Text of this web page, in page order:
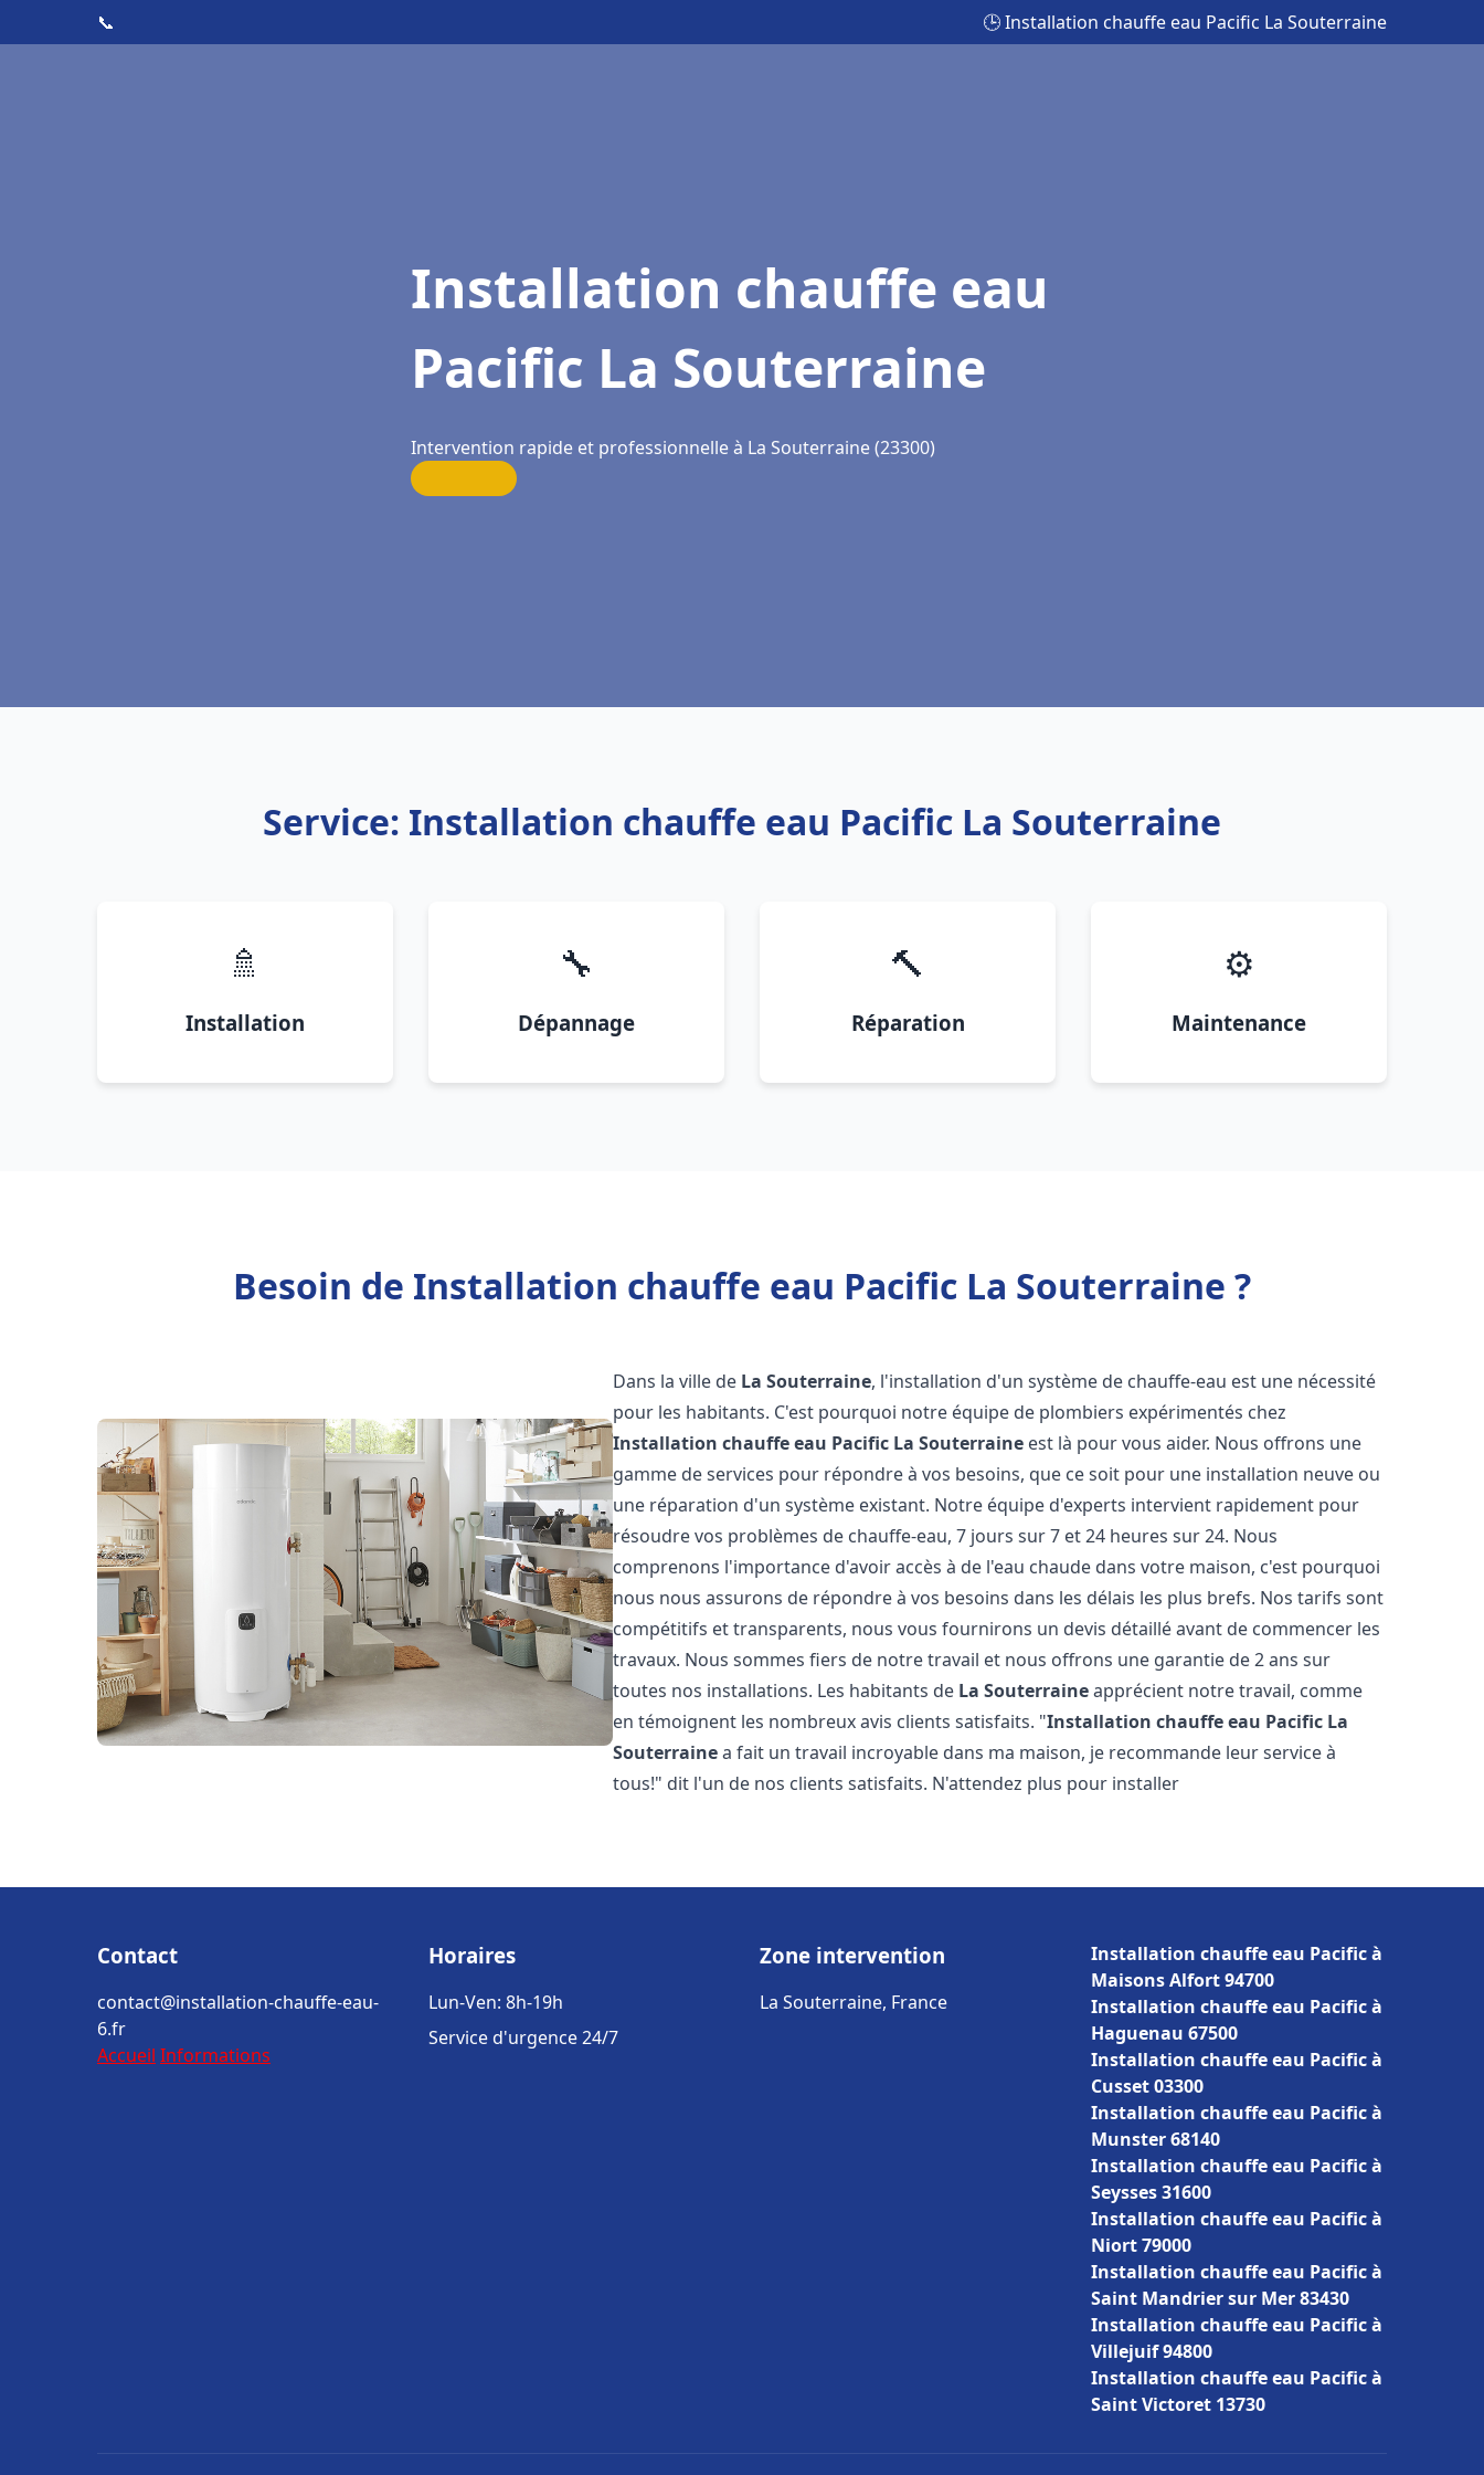
📞 🕒 Installation chauffe eau Pacific La Souterraine
Installation chauffe eau
Pacific La Souterraine
Intervention rapide et professionnelle à La Souterraine (23300)
Service: Installation chauffe eau Pacific La Souterraine
🚿
Installation
🔧
Dépannage
🔨
Réparation
⚙️
Maintenance
Besoin de Installation chauffe eau Pacific La Souterraine ?
Dans la ville de La Souterraine, l'installation d'un système de chauffe-eau est une nécessité
pour les habitants. C'est pourquoi notre équipe de plombiers expérimentés chez
Installation chauffe eau Pacific La Souterraine est là pour vous aider. Nous offrons une
gamme de services pour répondre à vos besoins, que ce soit pour une installation neuve ou
une réparation d'un système existant. Notre équipe d'experts intervient rapidement pour
résoudre vos problèmes de chauffe-eau, 7 jours sur 7 et 24 heures sur 24. Nous
comprenons l'importance d'avoir accès à de l'eau chaude dans votre maison, c'est pourquoi
nous nous assurons de répondre à vos besoins dans les délais les plus brefs. Nos tarifs sont
compétitifs et transparents, nous vous fournirons un devis détaillé avant de commencer les
travaux. Nous sommes fiers de notre travail et nous offrons une garantie de 2 ans sur
toutes nos installations. Les habitants de La Souterraineapprécient notre travail, comme
en témoignent les nombreux avis clients satisfaits. "Installation chauffe eau Pacific La
Souterrainea fait un travail incroyable dans ma maison, je recommande leur service à
tous!" dit l'un de nos clients satisfaits. N'attendez plus pour installer
Contact
contact@installation-chauffe-eau-
6.fr
Accueil Informations
Horaires
Lun-Ven: 8h-19h
Service d'urgence 24/7
Zone intervention
La Souterraine, France
Installation chauffe eau Pacific à
Maisons Alfort 94700
Installation chauffe eau Pacific à
Haguenau 67500
Installation chauffe eau Pacific à
Cusset 03300
Installation chauffe eau Pacific à
Munster 68140
Installation chauffe eau Pacific à
Seysses 31600
Installation chauffe eau Pacific à
Niort 79000
Installation chauffe eau Pacific à
Saint Mandrier sur Mer 83430
Installation chauffe eau Pacific à
Villejuif 94800
Installation chauffe eau Pacific à
Saint Victoret 13730